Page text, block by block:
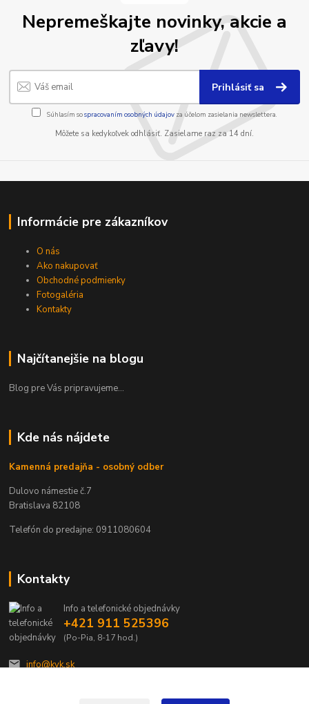
Nepremeškajte novinky, akcie a
zľavy!
Prihlásiť sa
Súhlasím sospracovaním osobných údajov za účelom zasielania newslettera.
Môžete sa kedykoľvek odhlásiť. Zasielame raz za 14 dní.
Informácie pre zákazníkov
O nás
Ako nakupovať
Obchodné podmienky
Fotogaléria
Kontakty
Najčítanejšie na blogu
Blog pre Vás pripravujeme...
Kde nás nájdete
Kamenná predajňa - osobný odber
Dulovo námestie č.7
Bratislava 82108
Telefón do predajne: 0911080604
Kontakty
Info a telefonické objednávky
+421 911 525396
(Po-Pia, 8-17 hod.)
info@kvk.sk